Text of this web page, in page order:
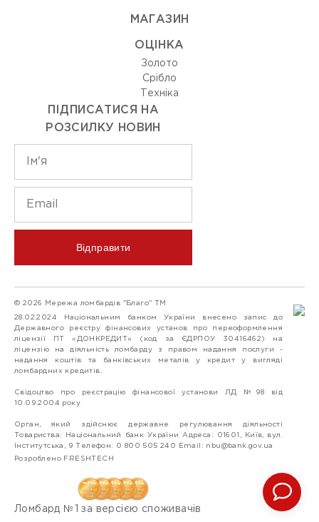
МАГАЗИН
ОЦIНКА
Золото
Срiбло
Технiка
ПІДПИСАТИСЯ НА
РОЗСИЛКУ НОВИН
Відправити
© 2026 Мережа ломбардів "Благо" ТМ
28.02.2024 Національним банком України внесено запис до
Державного реєстру фінансових установ про переоформлення
ліцензії ПТ «ДОНКРЕДИТ» (код за ЄДРПОУ 30416462) на
ліцензію на діяльність ломбарду з правом надання послуги -
надання коштів та банківських металів у кредит у вигляді
ломбардних кредитів.
Свідоцтво про реєстрацію фінансової установи ЛД №98 від
10.09.2004 року
Орган, який здійснює державне регулювання діяльності
Товариства: Національний банк України Адреса: 01601, Київ, вул.
Інститутська, 9 Телефон: 0 800 505 240 Email: nbu@bank.gov.ua
Розроблено FRESHTECH
Ломбард №1 за версією споживачів